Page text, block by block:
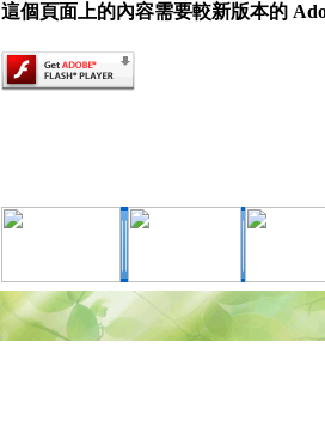
這個頁面上的內容需要較新版本的